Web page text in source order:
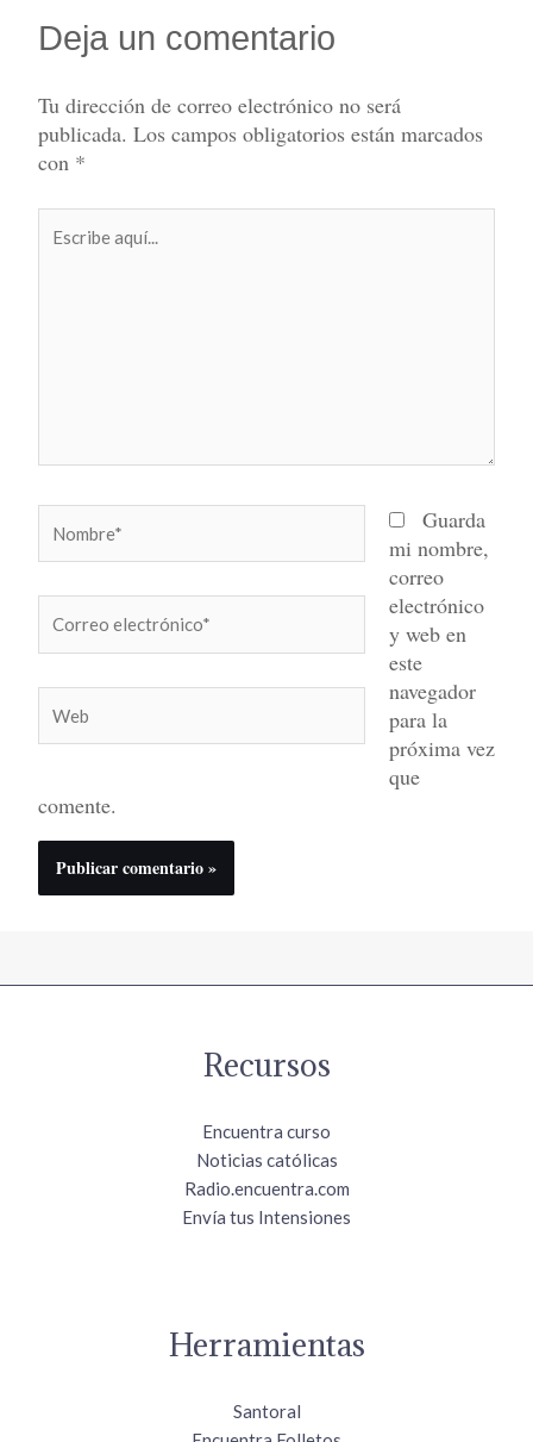
Deja un comentario
Tu dirección de correo electrónico no será
publicada. Los campos obligatorios están marcados
con *
aquí...
electrónico*
Guarda
mi nombre,
correo
electrónico
y web en
este
navegador
para la
próxima vez
que
comente.
Recursos
Encuentra curso
Noticias católicas
Radio.encuentra.com
Envía tus Intensiones
Herramientas
Santoral